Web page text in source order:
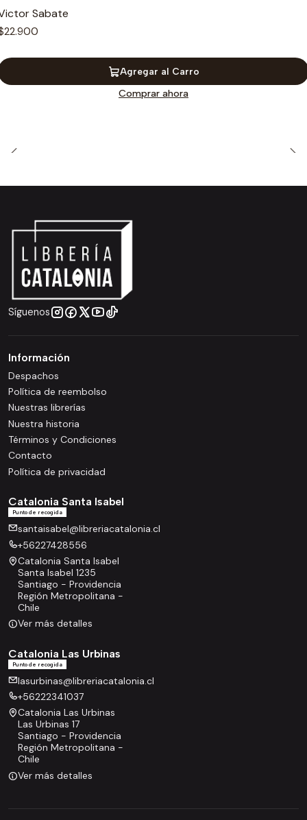
Sabate
Agregar al Carro
Comprar ahora
Síguenos
Información
Despachos
Política de reembolso
Nuestras librerías
Nuestra historia
Términos y Condiciones
Contacto
Política de privacidad
Catalonia Santa Isabel
Punto de recogida
santaisabel@libreriacatalonia.cl
+56227428556
Catalonia Santa Isabel
Santa Isabel 1235
Santiago - Providencia
Región Metropolitana -
Chile
Ver más detalles
Catalonia Las Urbinas
Punto de recogida
lasurbinas@libreriacatalonia.cl
+56222341037
Catalonia Las Urbinas
Las Urbinas 17
Santiago - Providencia
Región Metropolitana -
Chile
Ver más detalles